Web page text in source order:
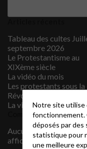
Tableau des cultes
septembre 2026
Le Protestantisme au
XIXème siècle
La vidéo du mois
Les protestants sous la
Révolution française
La vidéo du mois
Commentaires récents
Aucun commentaire à
afficher.
Notre site utilise
fonctionnement.
déposés par des
statistique pour
une meilleure